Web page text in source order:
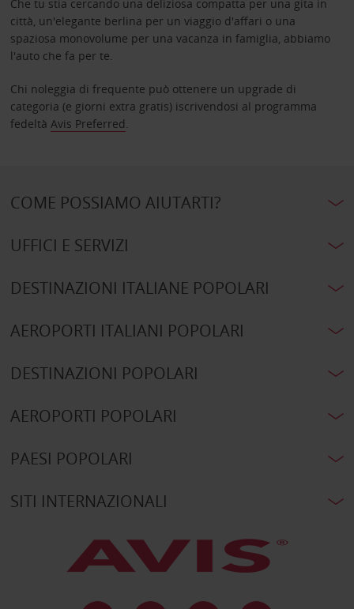
Che tu stia cercando una deliziosa compatta per una gita in
città, un'elegante berlina per un viaggio d'affari o una
spaziosa monovolume per una vacanza in famiglia, abbiamo
l'auto che fa per te.
Chi noleggia di frequente può ottenere un upgrade di
categoria (e giorni extra gratis) iscrivendosi al programma
fedeltà Avis Preferred.
COME POSSIAMO AIUTARTI?
UFFICI E SERVIZI
DESTINAZIONI ITALIANE POPOLARI
AEROPORTI ITALIANI POPOLARI
DESTINAZIONI POPOLARI
AEROPORTI POPOLARI
PAESI POPOLARI
SITI INTERNAZIONALI